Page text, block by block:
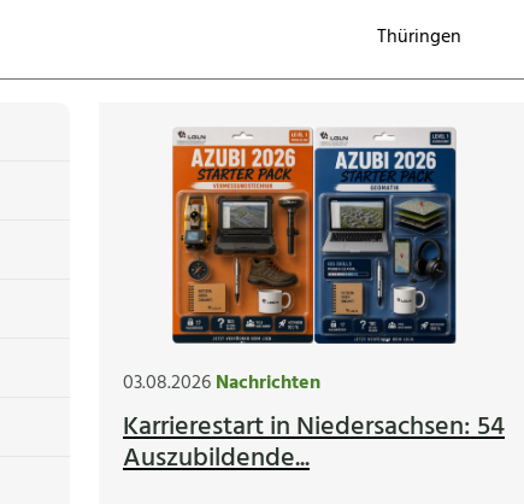
Thüringen
03.08.2026Nachrichten
Karrierestart in Niedersachsen: 54
Auszubildende...